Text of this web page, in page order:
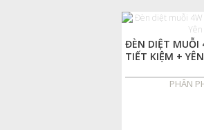
ĐÈN DIỆT MUỖI
TIẾT KIỆM +
PHÂN